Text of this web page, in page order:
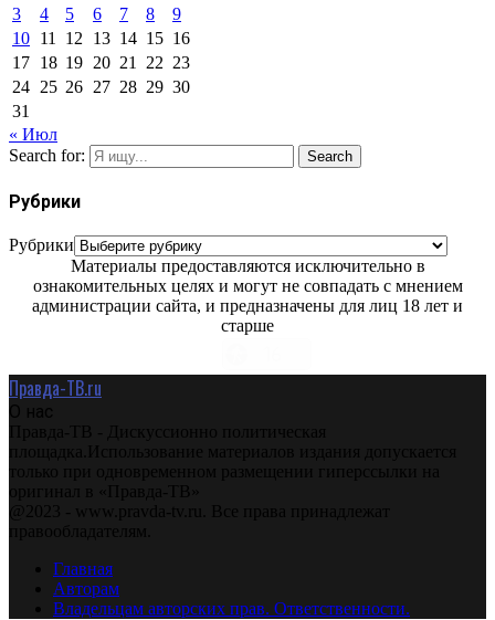
3
4 5 6 7 8
9
10 11 12 13 14 15 16
17 18 19 20 21 22 23
24 25 26 27 28 29 30
31
« Июл
Search for:
Search
Рубрики
Рубрики
Материалы предоставляются исключительно в
ознакомительных целях и могут не совпадать с мнением
администрации сайта, и предназначены для лиц 18 лет и
старше
Правда-ТВ.ru
О нас
Правда-ТВ - Дискуссионно политическая
площадка.Использование материалов издания допускается
только при одновременном размещении гиперссылки на
оригинал в «Правда-ТВ»
@2023 - www.pravda-tv.ru. Все права принадлежат
правообладателям.
Главная
Авторам
Владельцам авторских прав. Ответственности.